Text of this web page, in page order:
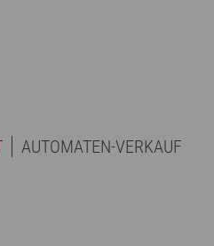
AUTOMATEN-VERKAUF